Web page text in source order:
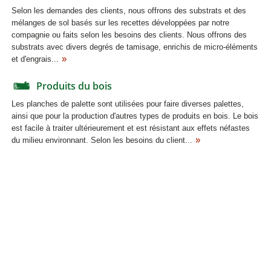
Selon les demandes des clients, nous offrons des substrats et des
mélanges de sol basés sur les recettes développées par notre
compagnie ou faits selon les besoins des clients. Nous offrons des
substrats avec divers degrés de tamisage, enrichis de micro-éléments
et d'engrais...
Produits du bois
Les planches de palette sont utilisées pour faire diverses palettes,
ainsi que pour la production d'autres types de produits en bois. Le bois
est facile à traiter ultérieurement et est résistant aux effets néfastes
du milieu environnant. Selon les besoins du client...